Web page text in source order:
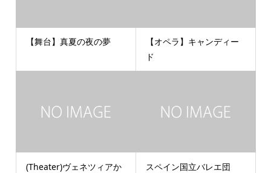
【舞台】真夏の夜の夢
【オペラ】キャンディー
ド
(Theater)ヴェネツィアか
スペイン国立バレエ団